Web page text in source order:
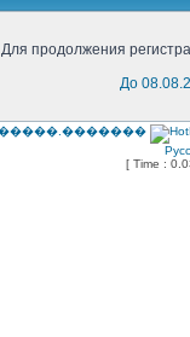
Для продолжения
До
[ Time :